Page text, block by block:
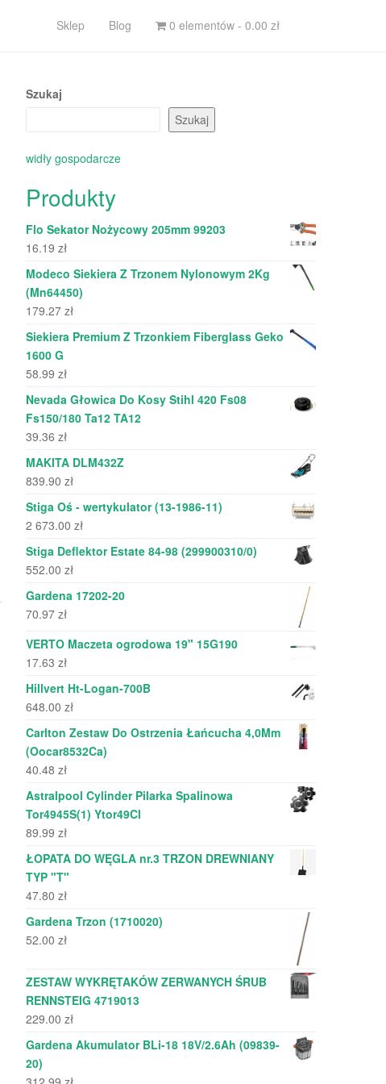
Sklep Blog 0 elementów - 0.00 zł
Szukaj
Szukaj
widły gospodarcze
Produkty
Flo Sekator Nożycowy 205mm 99203
16.19 zł
Modeco Siekiera Z Trzonem Nylonowym 2Kg
(Mn64450)
179.27 zł
Siekiera Premium Z Trzonkiem Fiberglass Geko
1600 G
58.99 zł
Nevada Głowica Do Kosy Stihl 420 Fs08
Fs150/180 Ta12 TA12
39.36 zł
MAKITA DLM432Z
839.90 zł
Stiga Oś - wertykulator (13-1986-11)
2 673.00 zł
Stiga Deflektor Estate 84-98 (299900310/0)
552.00 zł
Gardena 17202-20
70.97 zł
VERTO Maczeta ogrodowa 19" 15G190
17.63 zł
Hillvert Ht-Logan-700B
648.00 zł
Carlton Zestaw Do Ostrzenia Łańcucha 4,0Mm
(Oocar8532Ca)
40.48 zł
Astralpool Cylinder Pilarka Spalinowa
Tor4945S(1) Ytor49Cl
89.99 zł
ŁOPATA DO WĘGLA nr.3 TRZON DREWNIANY
TYP "T"
47.80 zł
Gardena Trzon (1710020)
52.00 zł
ZESTAW WYKRĘTAKÓW ZERWANYCH ŚRUB
RENNSTEIG 4719013
229.00 zł
Gardena Akumulator BLi-18 18V/2.6Ah (09839-
20)